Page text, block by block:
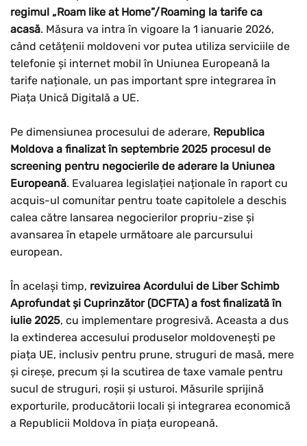
regimul „Roam like at Home”/Roaming la tarife ca
acasă. Măsura va intra în vigoare la 1 ianuarie 2026,
când cetățenii moldoveni vor putea utiliza serviciile de
telefonie și internet mobil în Uniunea Europeană la
tarife naționale, un pas important spre integrarea în
Piața Unică Digitală a UE.
Pe dimensiunea procesului de aderare, Republica
Moldova a finalizat în septembrie 2025 procesul de
screening pentru negocierile de aderare la Uniunea
Europeană. Evaluarea legislației naționale în raport cu
acquis-ul comunitar pentru toate capitolele a deschis
calea către lansarea negocierilor propriu-zise și
avansarea în etapele următoare ale parcursului
european.
În același timp, revizuirea Acordului de Liber Schimb
Aprofundat și Cuprinzător (DCFTA) a fost finalizată în
iulie 2025, cu implementare progresivă. Aceasta a dus
la extinderea accesului produselor moldovenești pe
piața UE, inclusiv pentru prune, struguri de masă, mere
și cireșe, precum și la scutirea de taxe vamale pentru
sucul de struguri, roșii și usturoi. Măsurile sprijină
exporturile, producătorii locali și integrarea economică
a Republicii Moldova în piața europeană.